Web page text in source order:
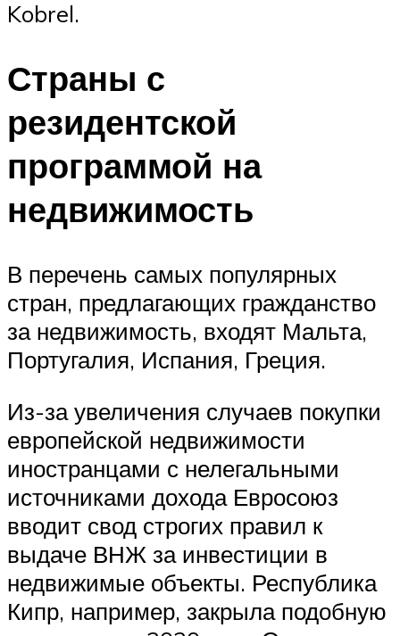
Kobrel.
Страны с
резидентской
программой на
недвижимость
В перечень самых популярных
стран, предлагающих гражданство
за недвижимость, входят Мальта,
Португалия, Испания, Греция.
Из-за увеличения случаев покупки
европейской недвижимости
иностранцами с нелегальными
источниками дохода Евросоюз
вводит свод строгих правил к
выдаче ВНЖ за инвестиции в
недвижимые объекты. Республика
Кипр, например, закрыла подобную